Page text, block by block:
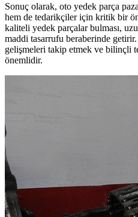
Sonuç olarak, oto yedek parça
hem de tedarikçiler için kritik bir
kaliteli yedek parçalar bulması,
maddi tasarrufu beraberinde
gelişmeleri takip etmek ve bilinçli
önemlidir.